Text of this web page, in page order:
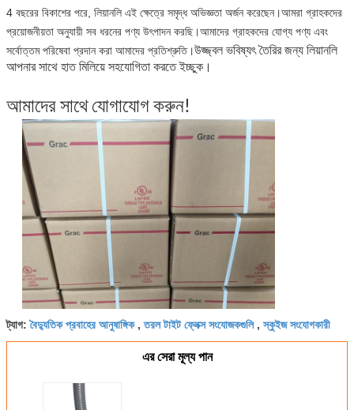
4 বছরের বিকাশের পরে, লিয়ানলি এই ক্ষেত্রে সমৃদ্ধ অভিজ্ঞতা অর্জন করেছেন।আমরা গ্রাহকদের
প্রয়োজনীয়তা অনুযায়ী সব ধরনের পণ্য উৎপাদন করছি।আমাদের গ্রাহকদের যোগ্য পণ্য এবং
সর্বোত্তম পরিষেবা প্রদান করা আমাদের প্রতিশ্রুতি।উজ্জ্বল ভবিষ্যৎ তৈরির জন্য লিয়ানলি
আপনার সাথে হাত মিলিয়ে সহযোগিতা করতে ইচ্ছুক।
আমাদের সাথে যোগাযোগ করুন!
ট্যাগ:বৈদ্যুতিক প্রবাহের আনুষাঙ্গিক,তরল টাইট ফ্লেক্স সংযোজকগুলি,স্কুইজ সংযোগকারী
এর সেরা মূল্য পান